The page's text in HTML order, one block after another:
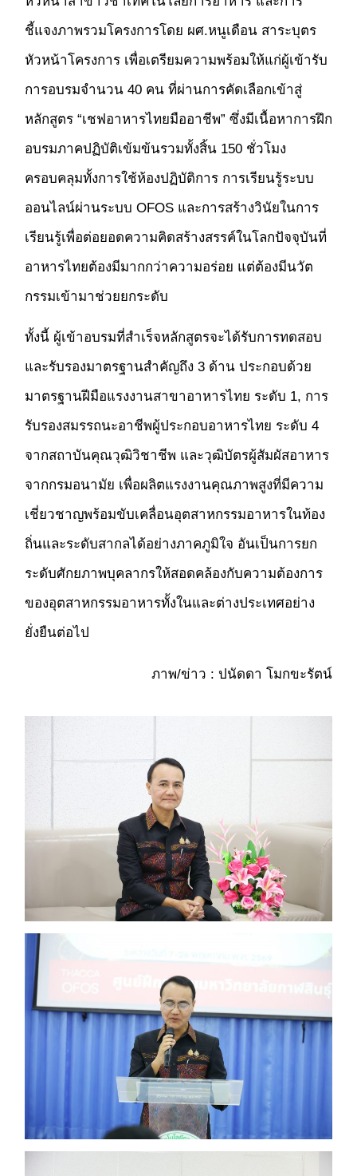
ชี้แจงภาพรวมโครงการโดย ผศ.หนูเดือน สาระบุตร
หัวหน้าโครงการ เพื่อเตรียมความพร้อมให้แก่ผู้เข้ารับ
การอบรมจำนวน 40 คน ที่ผ่านการคัดเลือกเข้าสู่
หลักสูตร “เชฟอาหารไทยมืออาชีพ” ซึ่งมีเนื้อหาการฝึก
อบรมภาคปฏิบัติเข้มข้นรวมทั้งสิ้น 150 ชั่วโมง
ครอบคลุมทั้งการใช้ห้องปฏิบัติการ การเรียนรู้ระบบ
ออนไลน์ผ่านระบบ OFOS และการสร้างวินัยในการ
เรียนรู้เพื่อต่อยอดความคิดสร้างสรรค์ในโลกปัจจุบันที่
อาหารไทยต้องมีมากกว่าความอร่อย แต่ต้องมีนวัต
กรรมเข้ามาช่วยยกระดับ
ทั้งนี้ ผู้เข้าอบรมที่สำเร็จหลักสูตรจะได้รับการทดสอบ
และรับรองมาตรฐานสำคัญถึง 3 ด้าน ประกอบด้วย
มาตรฐานฝีมือแรงงานสาขาอาหารไทย ระดับ 1, การ
รับรองสมรรถนะอาชีพผู้ประกอบอาหารไทย ระดับ 4
จากสถาบันคุณวุฒิวิชาชีพ และวุฒิบัตรผู้สัมผัสอาหาร
จากกรมอนามัย เพื่อผลิตแรงงานคุณภาพสูงที่มีความ
เชี่ยวชาญพร้อมขับเคลื่อนอุตสาหกรรมอาหารในท้อง
ถิ่นและระดับสากลได้อย่างภาคภูมิใจ อันเป็นการยก
ระดับศักยภาพบุคลากรให้สอดคล้องกับความต้องการ
ของอุตสาหกรรมอาหารทั้งในและต่างประเทศอย่าง
ยั่งยืนต่อไป
ภาพ/ข่าว : ปนัดดา โมกขะรัตน์